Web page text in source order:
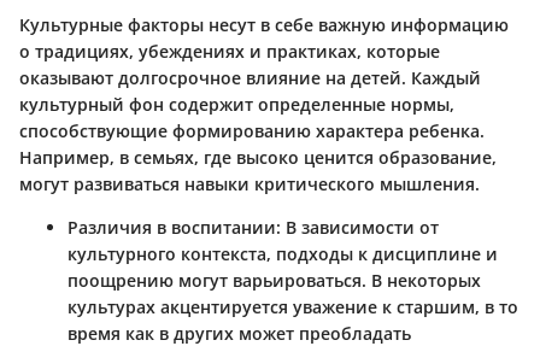
Культурные факторы несут в себе важную информацию
о традициях, убеждениях и практиках, которые
оказывают долгосрочное влияние на детей. Каждый
культурный фон содержит определенные нормы,
способствующие формированию характера ребенка.
Например, в семьях, где высоко ценится образование,
могут развиваться навыки критического мышления.
Различия в воспитании: В зависимости от
культурного контекста, подходы к дисциплине и
поощрению могут варьироваться. В некоторых
культурах акцентируется уважение к старшим, в то
время как в других может преобладать